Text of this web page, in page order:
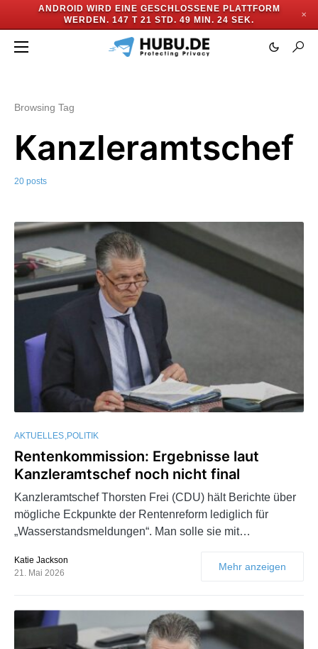
ANDROID WIRD EINE GESCHLOSSENE PLATTFORM
WERDEN. 147 T 21 STD. 49 MIN. 22 SEK.
✕
Browsing Tag
Kanzleramtschef
20 posts
AKTUELLES POLITIK
Rentenkommission: Ergebnisse laut
Kanzleramtschef noch nicht final
Kanzleramtschef Thorsten Frei (CDU) hält Berichte über
mögliche Eckpunkte der Rentenreform lediglich für
„Wasserstandsmeldungen“. Man solle sie mit…
Katie Jackson
21. Mai 2026
Mehr anzeigen